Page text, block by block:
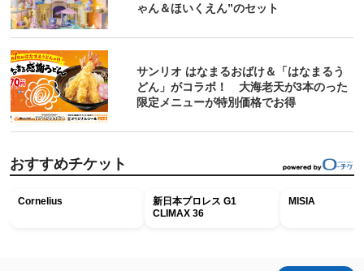
ゃん＆ほいくえん”のセット
サンリオ はなまるおばけ＆「はなまるう
どん」がコラボ！ 大海老天が3本のった
限定メニューが特別価格でお得
おすすめチケット
Cornelius
新日本プロレス G1
CLIMAX 36
MISIA